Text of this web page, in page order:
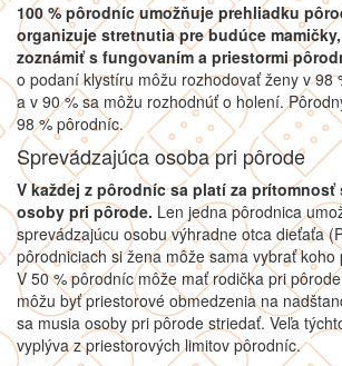
100 % pôrodníc umožňuje prehliadku
organizuje stretnutia pre budúce
zoznámiť s fungovaním a priestormi
o podaní klystíru môžu rozhodovať ženy v 98
a v 90 % sa môžu rozhodnúť o holení.
98 % pôrodníc.
Sprevádzajúca osoba pri pôrode
V každej z pôrodníc sa platí za prítomnosť
osoby pri pôrode. Len jedna pôrodnica
sprevádzajúcu osobu výhradne otca dieťaťa
pôrodniciach si žena môže sama vybrať
V 50 % pôrodníc môže mať rodička pri
môžu byť priestorové obmedzenia na
sa musia osoby pri pôrode striedať. Veľa
vyplýva z priestorových limitov pôrodníc.